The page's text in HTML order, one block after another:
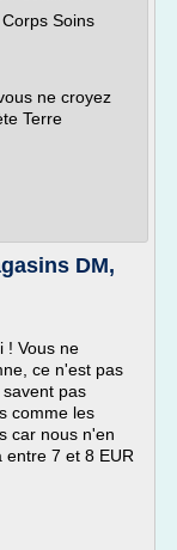
Soins
ne croyez
Terre
DM,
! Vous ne
ce n'est pas
pas
comme les
car nous n'en
entre 7 et 8 EUR